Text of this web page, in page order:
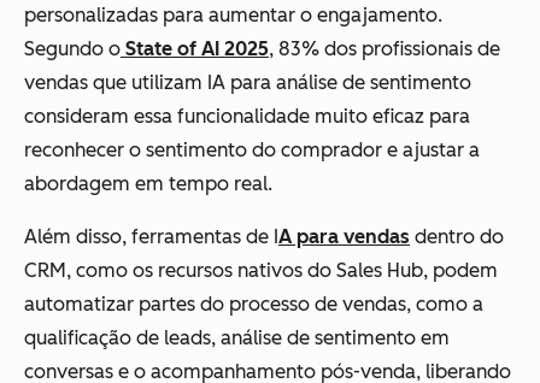
personalizadas para aumentar o engajamento.
Segundo o State of AI 2025, 83% dos profissionais de
vendas que utilizam IA para análise de sentimento
consideram essa funcionalidade muito eficaz para
reconhecer o sentimento do comprador e ajustar a
abordagem em tempo real.
Além disso, ferramentas de I A para vendas dentro do
CRM, como os recursos nativos do Sales Hub, podem
automatizar partes do processo de vendas, como a
qualificação de leads, análise de sentimento em
conversas e o acompanhamento pós-venda, liberando